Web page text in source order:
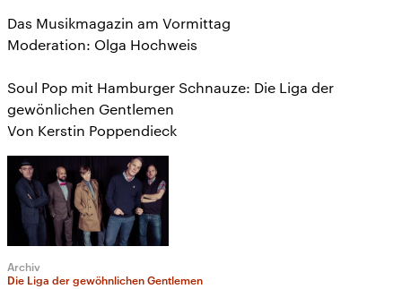
Das Musikmagazin am Vormittag
Moderation: Olga Hochweis
Soul Pop mit Hamburger Schnauze: Die Liga der
gewönlichen Gentlemen
Von Kerstin Poppendieck
Archiv
Die Liga der gewöhnlichen Gentlemen